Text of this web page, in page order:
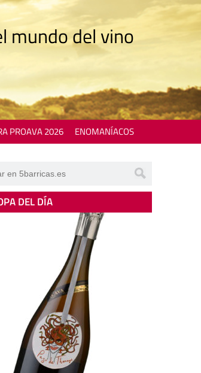
mundo del vino
PROAVA 2026 ENOMANÍACOS
DEL DÍA